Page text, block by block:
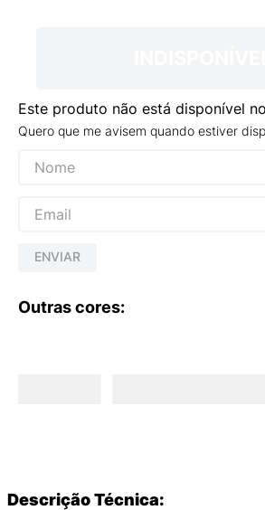
Este produto não está disponível
Quero que me avisem quando estiver
ENVIAR
Outras cores:
Descrição Técnica: